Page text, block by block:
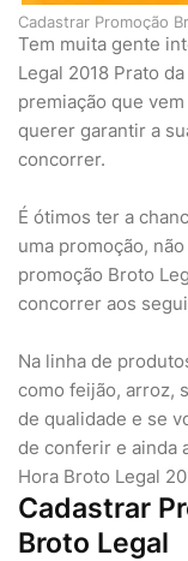
Cadastrar Promoção
Tem muita gente
Legal 2018 Prato
premiação que
querer garantir a
concorrer.
É ótimos ter a
uma promoção,
promoção Broto
concorrer aos
Na linha de
como feijão, arroz,
de qualidade e se
de conferir e ainda
Hora Broto Legal
Cadastrar
Broto Legal